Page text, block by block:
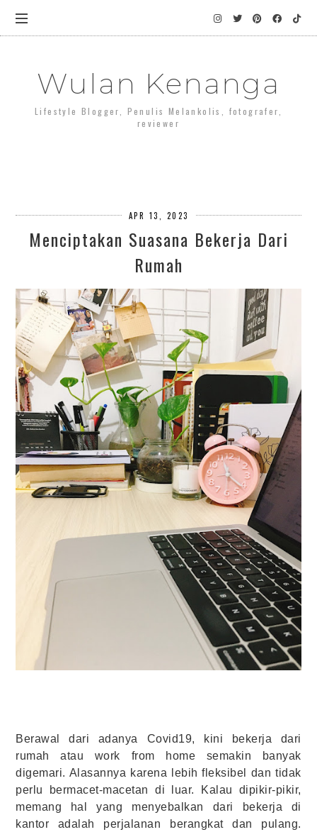
Wulan Kenanga
Lifestyle Blogger, Penulis Melankolis, fotografer,
reviewer
APR 13, 2023
Menciptakan Suasana Bekerja Dari
Rumah
Berawal dari adanya Covid19, kini bekerja dari
rumah atau work from home semakin banyak
digemari. Alasannya karena lebih fleksibel dan tidak
perlu bermacet-macetan di luar. Kalau dipikir-pikir,
memang hal yang menyebalkan dari bekerja di
kantor adalah perjalanan berangkat dan pulang.